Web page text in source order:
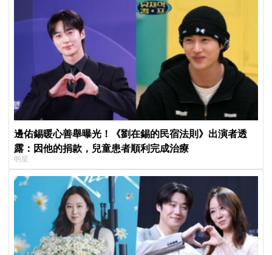
邊佑錫暖心善舉曝光！《劉在錫的民宿法則》出演者透
露：因他的捐款，兒童患者順利完成治療
明星